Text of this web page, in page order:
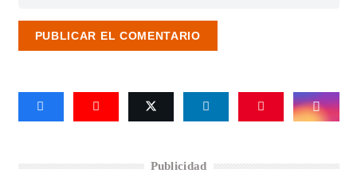
PUBLICAR EL COMENTARIO
Publicidad